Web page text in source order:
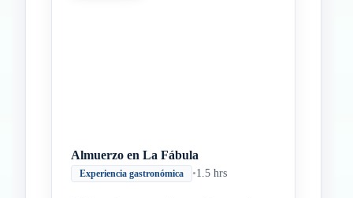
Almuerzo en La Fábula
Experiencia gastronómica •1.5 hrs